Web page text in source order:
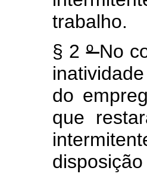
trabalho.
§ 2ºNo
do
que